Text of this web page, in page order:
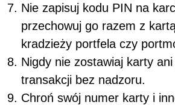
Nie zapisuj kodu PIN na
przechowuj go razem z
kradzieży portfela czy
Nigdy nie zostawiaj karty
transakcji bez nadzoru.
Chroń swój numer karty i